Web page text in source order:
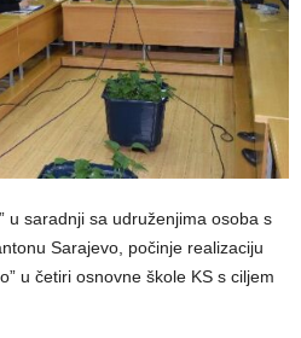
u saradnji sa udruženjima osoba s
Sarajevo, počinje realizaciju
u četiri osnovne škole KS s ciljem